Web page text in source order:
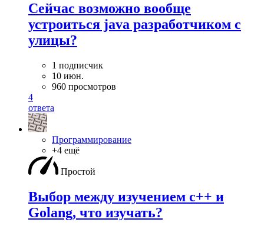
Сейчас возможно вообще
устроиться java разработчиком с
улицы?
1 подписчик
10 июн.
960 просмотров
4
ответа
Программирование
+4 ещё
Простой
Выбор между изучением c++ и
Golang, что изучать?